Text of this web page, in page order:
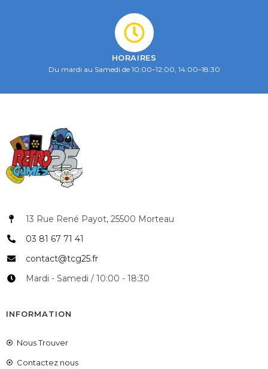
HORAIRES
Du mardi au Samedi de 10:00–12:00, 14:00–18:30
13 Rue René Payot, 25500 Morteau
03 81 67 71 41
contact@tcg25.fr
Mardi - Samedi / 10:00 - 18:30
INFORMATION
Nous Trouver
Contactez nous